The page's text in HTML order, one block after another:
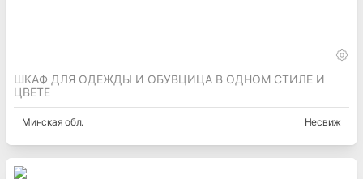
ШКАФ ДЛЯ ОДЕЖДЫ И ОБУВЦИЦА В ОДНОМ СТИЛЕ И
ЦВЕТЕ
Минская обл. Несвиж